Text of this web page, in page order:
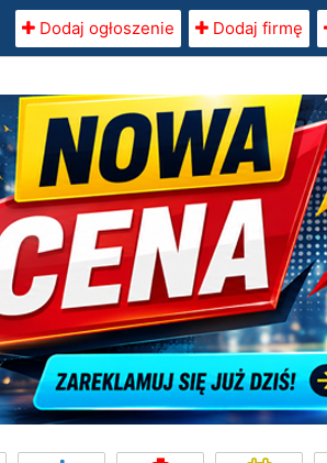
Dodaj ogłoszenie Dodaj firmę